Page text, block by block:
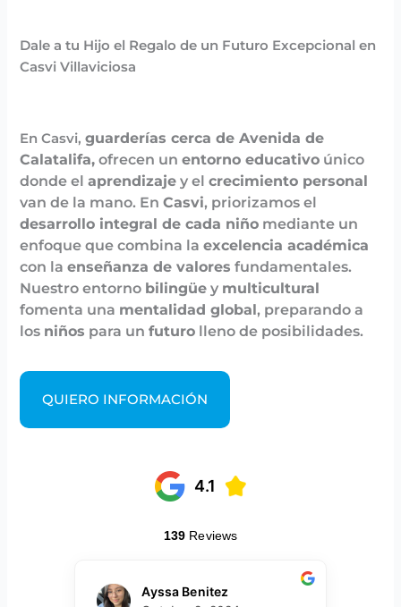
Dale a tu Hijo el Regalo de un Futuro Excepcional en
Casvi Villaviciosa
En Casvi, guarderías cerca de Avenida de
Calatalifa, ofrecen unentorno educativo único
donde elaprendizaje y elcrecimiento personal
van de la mano. EnCasvi, priorizamos el
desarrollo integral de cada niño mediante un
enfoque que combina laexcelencia académica
con laenseñanza de valores fundamentales.
Nuestro entorno bilingüe y multicultural
fomenta una mentalidad global, preparando a
los niños para unfuturo lleno de posibilidades.
QUIERO INFORMACIÓN